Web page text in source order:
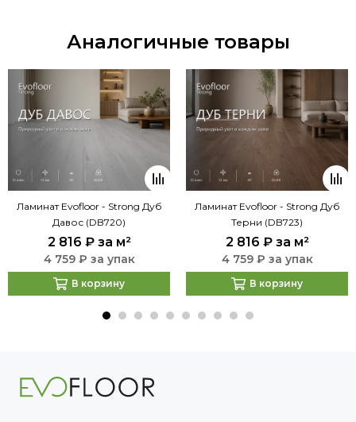
Аналогичные товары
Ламинат Evofloor - Strong Дуб
Давос (DB720)
2 816 ₽за м²
4 759 ₽ за упак
В корзину
Ламинат Evofloor - Strong Дуб
Терни (DB723)
2 816 ₽за м²
4 759 ₽ за упак
В корзину